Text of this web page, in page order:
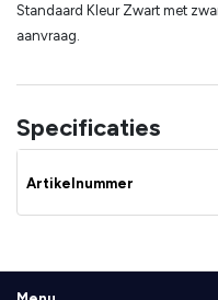
Standaard Kleur Zwart met
aanvraag.
Specificaties
Artikelnummer